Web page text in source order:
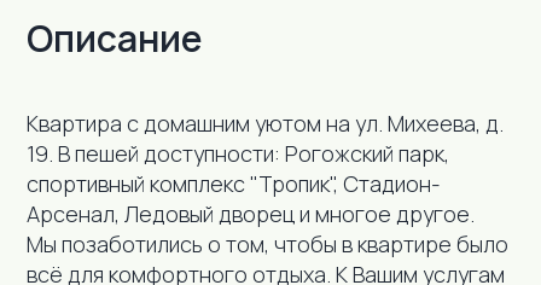
Описание
Кваpтира с домашним уютом на ул. Михеева, д.
19. В пeшeй доступности: Рогожский парк,
спортивный комплекс "Тропик", Стадион-
Арсенал, Ледовый дворец и многое другое.
Мы позаботились о том, чтобы в квартире было
всё для комфортного отдыха. К Вашим услугам
Удобства